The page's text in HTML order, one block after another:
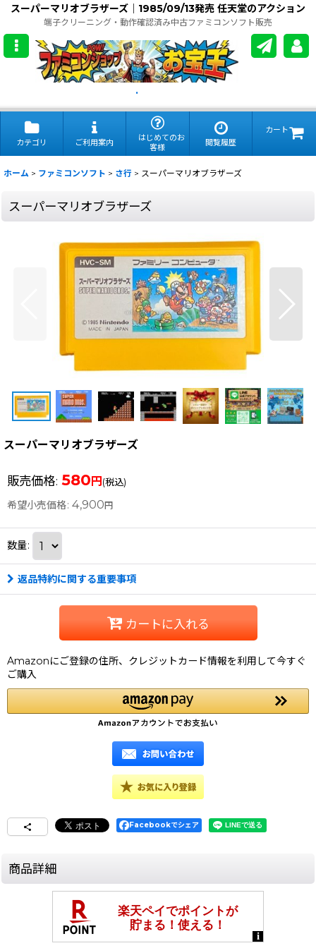
スーパーマリオブラザーズ｜1985/09/13発売 任天堂のアクション
端子クリーニング・動作確認済み中古ファミコンソフト販売
.
カテゴリ ご利用案内
はじめてのお
客様
閲覧履歴
カート
ホーム > ファミコンソフト > さ行 > スーパーマリオブラザーズ
スーパーマリオブラザーズ
スーパーマリオブラザーズ
販売価格: 580 円 (税込)
希望小売価格: 4,900 円
数量:
返品特約に関する重要事項
カートに入れる
Amazonにご登録の住所、クレジットカード情報を利用して今すぐ
ご購入
Facebookでシェア
商品詳細